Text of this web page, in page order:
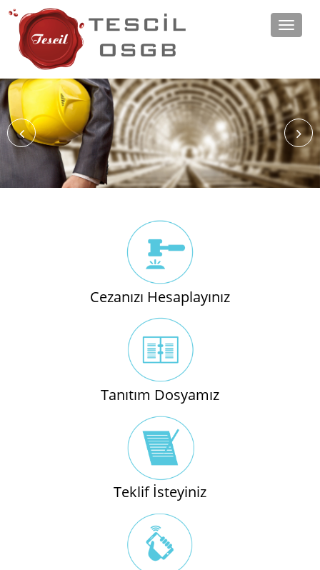
Toggle
Cezanızı Hesaplayınız
Tanıtım Dosyamız
Teklif İsteyiniz